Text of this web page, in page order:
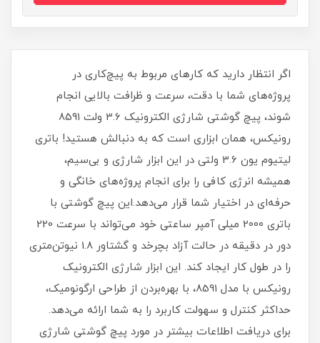
اگر انتظار دارید که کارهای مربوط به پیچ‌کاری در
پروژه‌های شما با دقت، سرعت و ظرافت بالایی انجام
شوند، پیچ گوشتی شارژی الکترونیک 3.6 ولت 8591
رونیکس، همان ابزاری است که به دنبالش هستید! باتری
لیتیوم یون 3.6 ولتی در این ابزار شارژی و بی‌سیم،
همیشه انرژی کافی را برای انجام پروژه‌های خانگی و
حرفه‌ای در اختیار شما قرار می‌دهد.این پیچ گوشتی با
باتری 2000 میلی ‌آمپر ساعتی خود می‌تواند با سرعت 220
دور در دقیقه در حالت آزاد بچرخد و گشتاور 1.8 نیوتن‌متری
را در طول کار ایجاد کند. این ابزار شارژی الکترونیک
رونیکس با مدل 8591، با بهره‌بردن از طراحی ارگونومیک،
حداکثر کنترل و سهولت کاربرد را به شما ارائه می‎‌‌دهد.
برای دریافت اطلاعات بیشتر در مورد پیچ گوشتی شارژی